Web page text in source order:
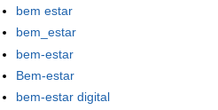
bem estar
bem_estar
bem-estar
Bem-estar
bem-estar digital